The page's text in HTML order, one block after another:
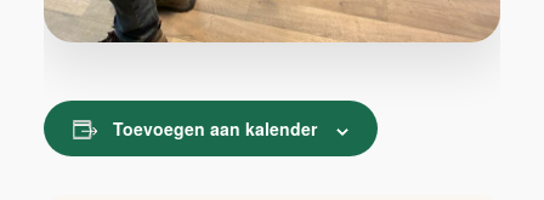
Toevoegen aan kalender